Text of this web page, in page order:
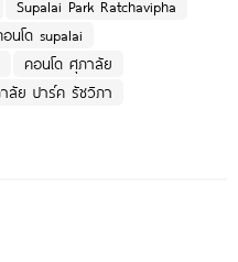
Supalai Park Ratchavipha
นโด supalai
คอนโด ศุภาลัย
ลัย ปาร์ค รัชวิภา